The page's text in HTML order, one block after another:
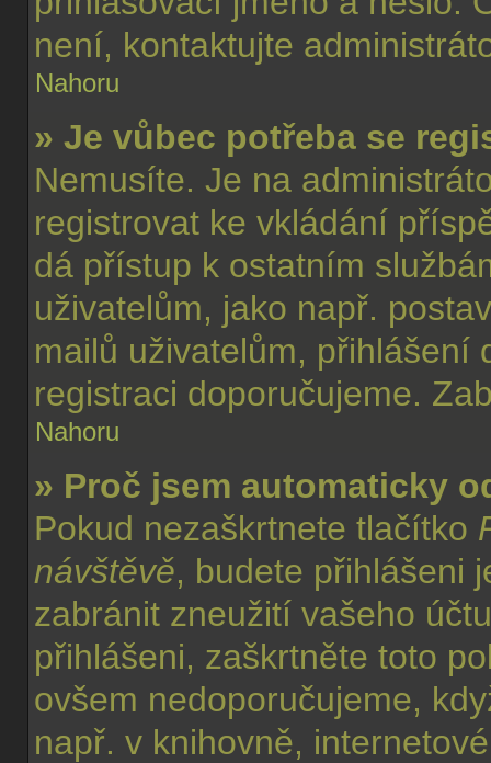
není, kontaktujte
Nahoru
» Je vůbec potřeba se
Nemusíte. Je na
registrovat ke vkládání
dá přístup k ostatním
uživatelům, jako např.
mailů uživatelům, přihlášení
registraci doporučujeme.
Nahoru
» Proč jsem automaticky
Pokud nezaškrtnete tlačítko
návštěvě, budete přihlášeni
zabránit zneužití vašeho
přihlášeni, zaškrtněte toto
ovšem nedoporučujeme,
např. v knihovně,